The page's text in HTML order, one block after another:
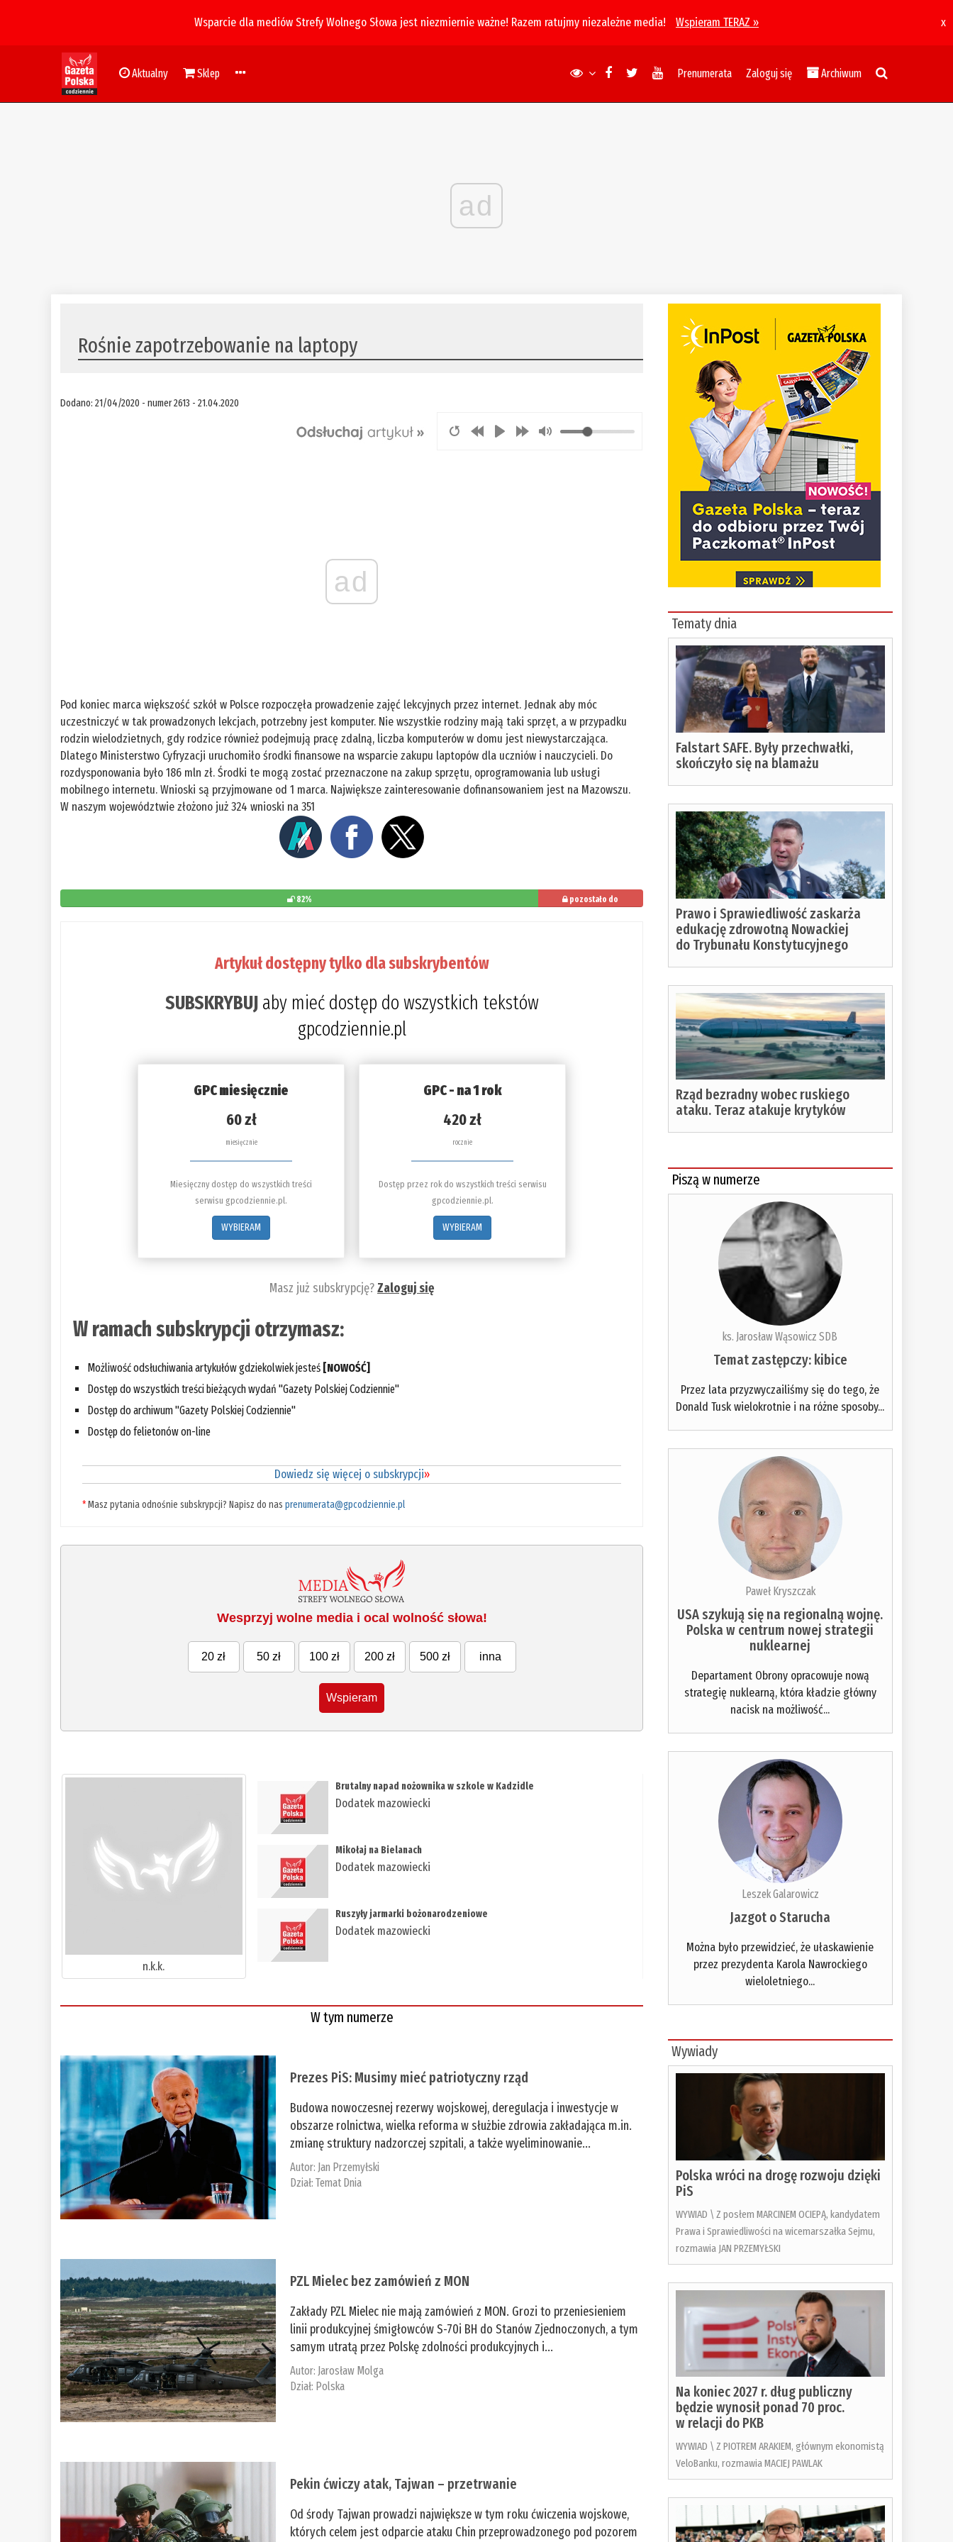
Wsparcie dla mediów Strefy Wolnego Słowa jest niezmiernie ważne! Razem ratujmy niezależne media! Wspieram TERAZ » x
Aktualny Sklep Prenumerata Zaloguj się Archiwum
ad
Rośnie zapotrzebowanie na laptopy
Dodano: 21/04/2020 - numer 2613 - 21.04.2020
ad
Pod koniec marca większość szkół w Polsce rozpoczęła prowadzenie zajęć lekcyjnych przez internet. Jednak aby móc
uczestniczyć w tak prowadzonych lekcjach, potrzebny jest komputer. Nie wszystkie rodziny mają taki sprzęt, a w przypadku
rodzin wielodzietnych, gdy rodzice również podejmują pracę zdalną, liczba komputerów w domu jest niewystarczająca.
Dlatego Ministerstwo Cyfryzacji uruchomiło środki finansowe na wsparcie zakupu laptopów dla uczniów i nauczycieli. Do
rozdysponowania było 186 mln zł. Środki te mogą zostać przeznaczone na zakup sprzętu, oprogramowania lub usługi
mobilnego internetu. Wnioski są przyjmowane od 1 marca. Największe zainteresowanie dofinansowaniem jest na Mazowszu.
W naszym województwie złożono już 324 wnioski na 351
82%
pozostało do
Artykuł dostępny tylko dla subskrybentów
SUBSKRYBUJaby mieć dostęp do wszystkich tekstów
gpcodziennie.pl
GPC miesięcznie
60 zł
miesięcznie
Miesięczny dostęp do wszystkich treści
serwisu gpcodziennie.pl.
WYBIERAM
GPC - na 1 rok
420 zł
rocznie
Dostęp przez rok do wszystkich treści serwisu
gpcodziennie.pl.
WYBIERAM
Masz już subskrypcję?Zaloguj się
W ramach subskrypcji otrzymasz:
Możliwość odsłuchiwania artykułów gdziekolwiek jesteś [NOWOŚĆ]
Dostęp do wszystkich treści bieżących wydań "Gazety Polskiej Codziennie"
Dostęp do archiwum "Gazety Polskiej Codziennie"
Dostęp do felietonów on-line
Dowiedz się więcej o subskrypcji»
*Masz pytania odnośnie subskrypcji? Napisz do nasprenumerata@gpcodziennie.pl
Wesprzyj wolne media i ocal wolność słowa!
20 zł 50 zł 100 zł 200 zł 500 zł inna
Wspieram
n.k.k.
Brutalny napad nożownika w szkole w Kadzidle
Dodatek mazowiecki
Mikołaj na Bielanach
Dodatek mazowiecki
Ruszyły jarmarki bożonarodzeniowe
Dodatek mazowiecki
W tym numerze
Prezes PiS: Musimy mieć patriotyczny rząd
Budowa nowoczesnej rezerwy wojskowej, deregulacja i inwestycje w
obszarze rolnictwa, wielka reforma w służbie zdrowia zakładająca m.in.
zmianę struktury nadzorczej szpitali, a także wyeliminowanie...
Autor: Jan Przemyłski
Dział:Temat Dnia
PZL Mielec bez zamówień z MON
Zakłady PZL Mielec nie mają zamówień z MON. Grozi to przeniesieniem
linii produkcyjnej śmigłowców S-70i BH do Stanów Zjednoczonych, a tym
samym utratą przez Polskę zdolności produkcyjnych i...
Autor: Jarosław Molga
Dział: Polska
Pekin ćwiczy atak, Tajwan – przetrwanie
Od środy Tajwan prowadzi największe w tym roku ćwiczenia wojskowe,
których celem jest odparcie ataku Chin przeprowadzonego pod pozorem
Tematy dnia
Falstart SAFE. Były przechwałki,
skończyło się na blamażu
Prawo i Sprawiedliwość zaskarża
edukację zdrowotną Nowackiej
do Trybunału Konstytucyjnego
Rząd bezradny wobec ruskiego
ataku. Teraz atakuje krytyków
Piszą w numerze
ks. Jarosław Wąsowicz SDB
Temat zastępczy: kibice
Przez lata przyzwyczailiśmy się do tego, że
Donald Tusk wielokrotnie i na różne sposoby...
Paweł Kryszczak
USA szykują się na regionalną wojnę.
Polska w centrum nowej strategii
nuklearnej
Departament Obrony opracowuje nową
strategię nuklearną, która kładzie główny
nacisk na możliwość...
Leszek Galarowicz
Jazgot o Starucha
Można było przewidzieć, że ułaskawienie
przez prezydenta Karola Nawrockiego
wieloletniego...
Wywiady
Polska wróci na drogę rozwoju dzięki
PiS
WYWIAD \ Z posłem MARCINEM OCIEPĄ, kandydatem
Prawa i Sprawiedliwości na wicemarszałka Sejmu,
rozmawia JAN PRZEMYŁSKI
Na koniec 2027 r. dług publiczny
będzie wynosił ponad 70 proc.
w relacji do PKB
WYWIAD \ Z PIOTREM ARAKIEM, głównym ekonomistą
VeloBanku, rozmawia MACIEJ PAWLAK